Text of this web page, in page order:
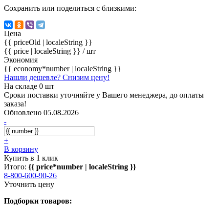
Сохранить или поделиться с близкими:
Цена
{{ priceOld | localeString }}
{{ price | localeString }} / шт
Экономия
{{ economy*number | localeString }}
Нашли дешевле? Снизим цену!
На складе 0 шт
Сроки поставки уточняйте у Вашего менеджера, до оплаты
заказа!
Обновлено 05.08.2026
-
+
В корзину
Купить в 1 клик
Итого: {{ price*number | localeString }}
8-800-600-90-26
Уточнить цену
Подборки товаров: